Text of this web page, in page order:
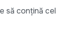
să conțină cel